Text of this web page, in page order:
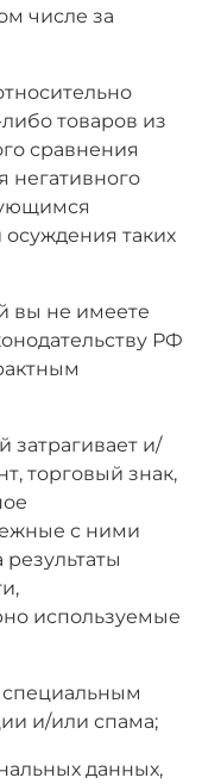
числе за
товаров из
сравнения
негативного
таких
вы не имеете
РФ
затрагивает и/
торговый знак,
с ними
используемые
специальным
и/или спама;
данных,